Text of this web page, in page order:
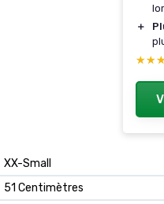
＋
XX-Small
51 Centimètres